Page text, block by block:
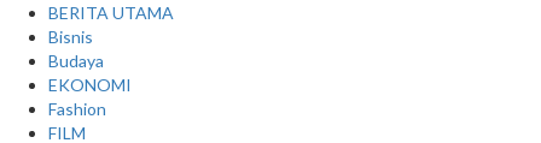
BERITA UTAMA
Bisnis
Budaya
EKONOMI
Fashion
FILM